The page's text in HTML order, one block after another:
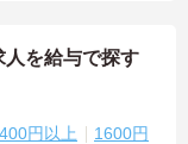
を給与で探す
円以上
1600円